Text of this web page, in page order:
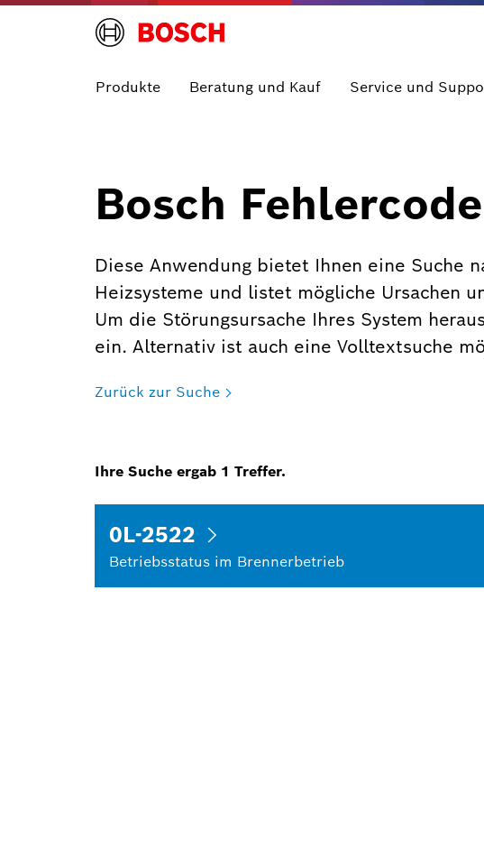
Produkte Beratung und Kauf Service und
Bosch
Diese Anwendung bietet Ihnen eine Suche
Heizsysteme und listet mögliche Ursachen
Um die Störungsursache Ihres System
ein. Alternativ ist auch eine Volltextsuche
Zurück zur Suche
Ihre Suche ergab 1 Treffer.
0L-2522
Betriebsstatus im Brennerbetrieb